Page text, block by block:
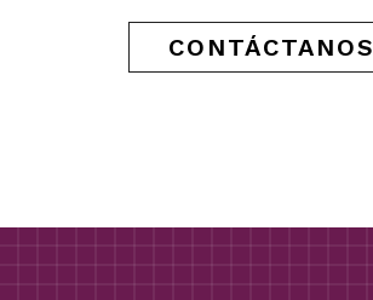
CONTÁCTANOS